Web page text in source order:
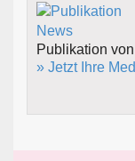
Publikation
» Jetzt Ihre